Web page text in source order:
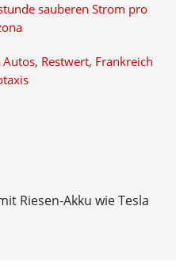
sauberen Strom pro
Restwert, Frankreich
Riesen-Akku wie Tesla